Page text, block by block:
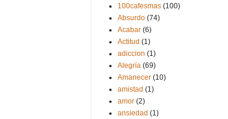
100cafesmas (100)
Absurdo (74)
Acabar (6)
Actitud (1)
adiccion (1)
Alegría (69)
Amanecer (10)
amistad (1)
amor (2)
ansiedad (1)